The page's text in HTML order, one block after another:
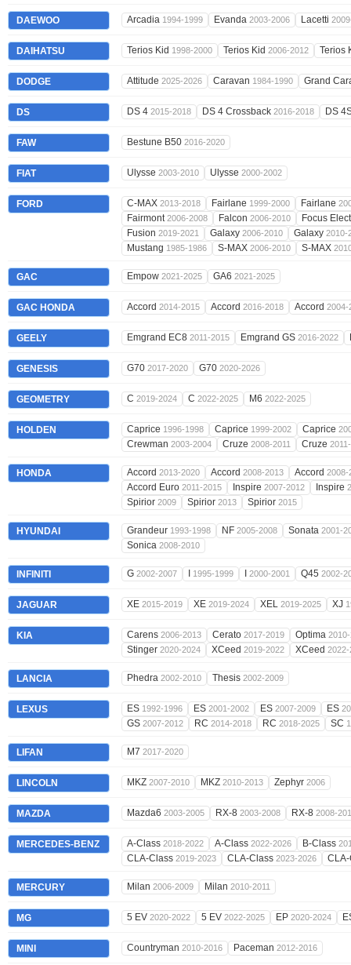
DAEWOO Arcadia 1994-1999 Evanda 2003-2006 Lacetti
DAIHATSU Terios Kid 1998-2000 Terios Kid 2006-2012 Terios
DODGE Attitude 2025-2026 Caravan 1984-1990 Grand
DS DS 4 2015-2018 DS 4 Crossback 2016-2018 DS
FAW Bestune B50 2016-2020
FIAT Ulysse 2003-2010 Ulysse 2000-2002
FORD C-MAX 2013-2018 Fairlane 1999-2000 Fairlane
Fairmont2006-2008 Falcon 2006-2010
Focus
Fusion 2019-2021 Galaxy 2006-2010 Galaxy 2010-
Mustang 1985-1986 S-MAX 2006-2010 S-MAX
GAC Empow 2021-2025 GA6 2021-2025
GAC HONDA Accord 2014-2015 Accord 2016-2018 Accord 2004-
GEELY Emgrand EC8 2011-2015 Emgrand GS 2016-2022
GENESIS G70 2017-2020 G70 2020-2026
GEOMETRY C 2019-2024 C 2022-2025 M6 2022-2025
HOLDEN Caprice 1996-1998 Caprice 1999-2002 Caprice
Crewman 2003-2004 Cruze 2008-2011 Cruze
HONDA Accord 2013-2020 Accord 2008-2013 Accord 2008-
Accord Euro 2011-2015 Inspire 2007-2012 Inspire
Spirior 2009 Spirior 2013 Spirior 2015
HYUNDAI Grandeur 1993-1998 NF 2005-2008 Sonata 2001-
Sonica 2008-2010
INFINITI G 2002-2007 1995-1999 2000-2001 Q45 2002-
JAGUAR XE 2015-2019 XE 2019-2024 XEL 2019-2025 XJ
KIA Carens 2006-2013 Cerato 2017-2019 Optima
Stinger 2020-2024 XCeed 2019-2022 XCeed 2022-
LANCIA Phedra 2002-2010 Thesis 2002-2009
LEXUS ES 1992-1996 ES 2001-2002 ES 2007-2009 ES
GS 2007-2012 RC 2014-2018 RC 2018-2025 SC
LIFAN M7 2017-2020
LINCOLN MKZ 2007-2010 MKZ 2010-2013 Zephyr 2006
MAZDA Mazda6 2003-2005 RX-8 2003-2008 RX-8 2008-
MERCEDES-BENZ A-Class 2018-2022 A-Class 2022-2026 B-Class
CLA-Class 2019-2023 CLA-Class 2023-2026
MERCURY Milan 2006-2009 Milan 2010-2011
MG 5 EV 2020-2022 5 EV 2022-2025 EP 2020-2024
MINI Countryman 2010-2016 Paceman 2012-2016